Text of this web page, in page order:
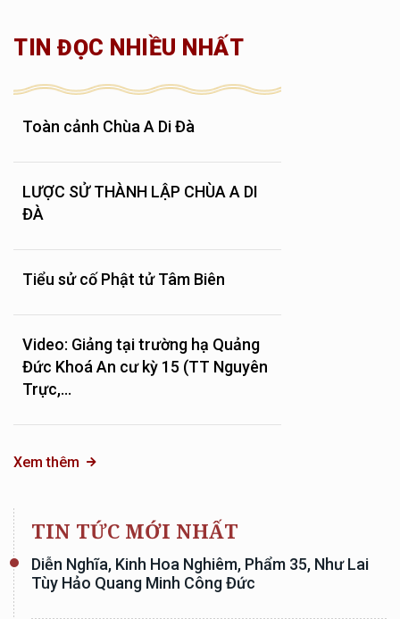
TIN ĐỌC NHIỀU NHẤT
Toàn cảnh Chùa A Di Đà
LƯỢC SỬ THÀNH LẬP CHÙA A DI
ĐÀ
Tiểu sử cố Phật tử Tâm Biên
Video: Giảng tại trường hạ Quảng
Đức Khoá An cư kỳ 15 (TT Nguyên
Trực,...
Xem thêm
TIN TỨC MỚI NHẤT
Diễn Nghĩa, Kinh Hoa Nghiêm, Phẩm 35, Như Lai
Tùy Hảo Quang Minh Công Đức